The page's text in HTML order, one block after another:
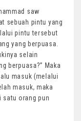
saw
sebuah pintu yang
pintu tersebut
yang berpuasa.
selain
berpuasa?” Maka
masuk (melalui
masuk, maka
satu orang pun